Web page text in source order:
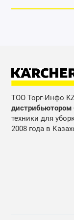
Функция
Области
ТОО Торг-Инфо
дистрибьютором
техники для
2008 года в